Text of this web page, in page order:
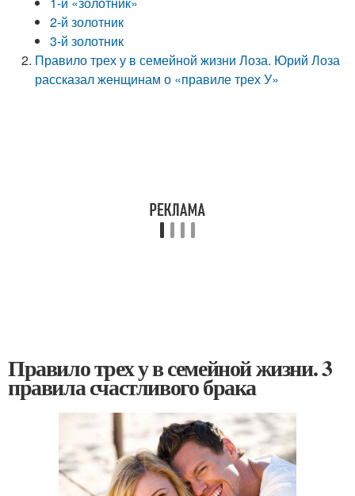
2-й золотник
3-й золотник
Правило трех у в семейной жизни Лоза. Юрий Лоза
рассказал женщинам о «правиле трех У»
Правило трех у в семейной жизни. 3
правила счастливого брака